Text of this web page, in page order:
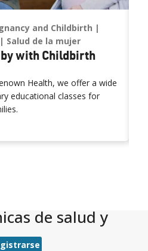
a Senior Medical Assistant
and Childbirth
Salud de la mujer
with Childbirth
Health, we offer a wide
educational classes for
de salud y